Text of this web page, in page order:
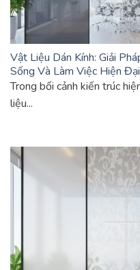
Vật Liệu Dán Kính: Giải
Sống Và Làm Việc Hiện Đại
Trong bối cảnh kiến trúc
liệu...